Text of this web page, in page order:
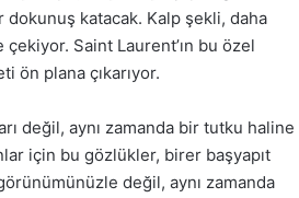
katacak. Kalp şekli, daha
Saint Laurent’ın bu özel
ön plana çıkarıyor.
değil, aynı zamanda bir tutku haline
için bu gözlükler, birer başyapıt
değil, aynı zamanda